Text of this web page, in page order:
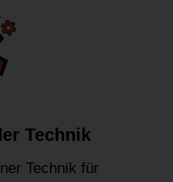
Technik
Technik für